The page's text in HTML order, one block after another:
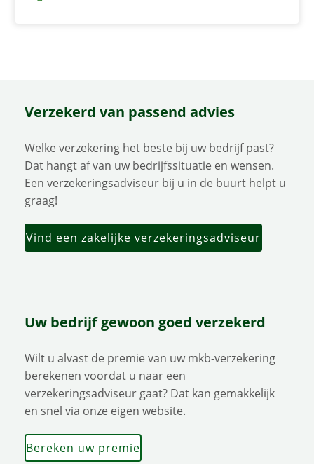
Verzekerd van passend advies
Welke verzekering het beste bij uw bedrijf past?
Dat hangt af van uw bedrijfssituatie en wensen.
Een verzekeringsadviseur bij u in de buurt helpt u
graag!
Vind een zakelijke verzekeringsadviseur
Uw bedrijf gewoon goed verzekerd
Wilt u alvast de premie van uw mkb-verzekering
berekenen voordat u naar een
verzekeringsadviseur gaat? Dat kan gemakkelijk
en snel via onze eigen website.
Bereken uw premie